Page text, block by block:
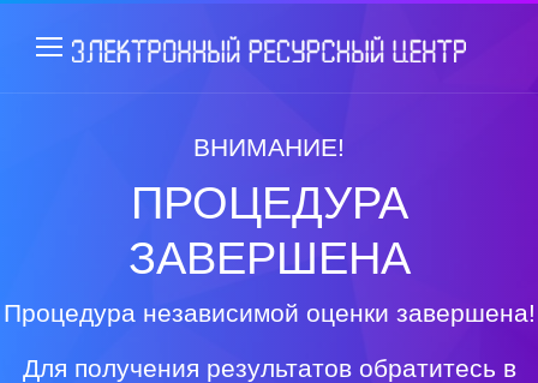
ВНИМАНИЕ!
ПРОЦЕДУРА
ЗАВЕРШЕНА
Процедура независимой оценки завершена!
Для получения результатов обратитесь в